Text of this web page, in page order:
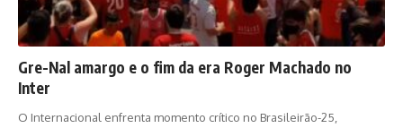
Gre-Nal amargo e o fim da era Roger Machado no
Inter
O Internacional enfrenta momento crítico no Brasileirão-25,